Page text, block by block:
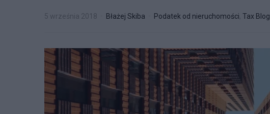
5 września 2018 Błażej Skiba Podatek od nieruchomości, Tax Blog